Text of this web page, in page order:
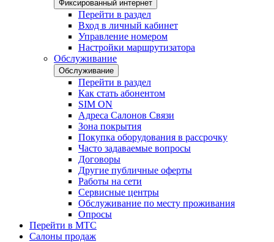
Фиксированный интернет
Перейти в раздел
Вход в личный кабинет
Управление номером
Настройки маршрутизатора
Обслуживание
Обслуживание
Перейти в раздел
Как стать абонентом
SIM ON
Адреса Салонов Связи
Зона покрытия
Покупка оборудования в рассрочку
Часто задаваемые вопросы
Договоры
Другие публичные оферты
Работы на сети
Сервисные центры
Обслуживание по месту проживания
Опросы
Перейти в МТС
Салоны продаж